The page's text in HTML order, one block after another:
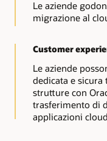
Le aziende
migrazione al
Customer
Le aziende
dedicata e sicura
strutture con
trasferimento di
applicazioni